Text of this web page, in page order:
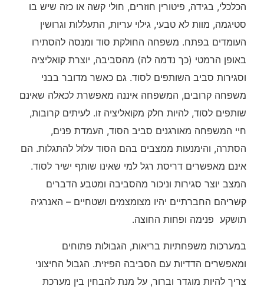
הכלכלי, בגידה, פיטורין חוזרים, חולי קשה או כזה שיש בו
סטיגמה, מוות לא טבעי, גילוי עריות, התעללות וגרושין
העומדים בפתח. משפחה החולקת סוד ומנסה להסתירו
באופן הרמטי (כך נדמה לה) מהסביבה, יוצרת קואליציה
וסגירות סביב השותפים לסוד. גם כאשר מדובר בבני
משפחה קרובים, המשפחה איננה מאפשרת לכאלה שאינם
שותפים לסוד, להיות חלק מקואליציה זו. לעיתים קרובות,
חיי המשפחה מאורגנים סביב הסוד, העמדת פנים,
הסתרה, והימנעות ממצבים בהם הסוד עלול להתגלות. הם
אינם מאפשרים דריסת רגל למי שאינו שותף ישיר לסוד.
המצב יוצר סגירות וניכור מהסביבה ומטבע הדברים
קשריהם החברתיים יהיו מצומצמים ושטחיים – האנרגיה
תושקע פנימה ופחות החוצה.
במערכות משפחתיות בריאות, הגבולות פתוחים
ומאפשרים הדדיות עם הסביבה הפיזית. הגבול החיצוני
צריך להיות מוגדר וברור, על מנת להבחין בין מערכת